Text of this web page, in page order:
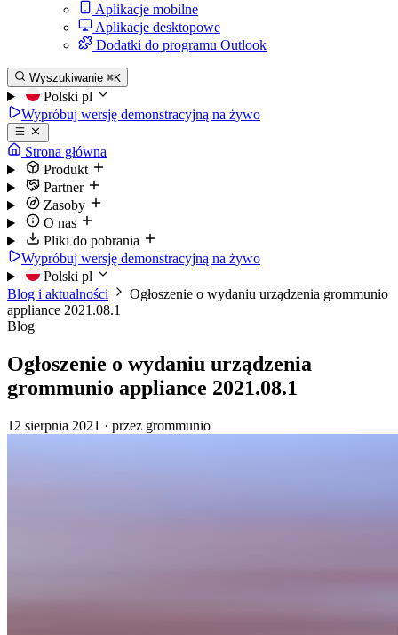
Aplikacje mobilne
Aplikacje desktopowe
Dodatki do programu Outlook
Wyszukiwanie ⌘K
Polski pl
Wypróbuj wersję demonstracyjną na żywo
Strona główna
Produkt
Partner
Zasoby
O nas
Pliki do pobrania
Wypróbuj wersję demonstracyjną na żywo
Polski pl
Blog i aktualności
Ogłoszenie o wydaniu urządzenia grommunio
appliance 2021.08.1
Blog
Ogłoszenie o wydaniu urządzenia
grommunio appliance 2021.08.1
12 sierpnia 2021 · przez grommunio